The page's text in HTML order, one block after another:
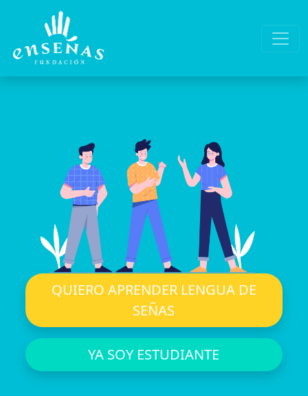
QUIERO APRENDER LENGUA DE
SEÑAS
YA SOY ESTUDIANTE